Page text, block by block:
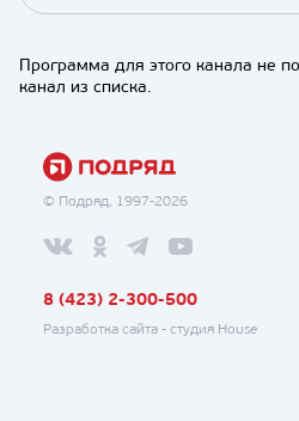
Программа для этого канала не
канал из списка.
© Подряд, 1997-2026
8 (423) 2-300-500
Разработка сайта - студия House